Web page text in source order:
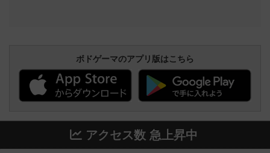
ボドゲーマのアプリ版はこちら
アクセス数 急上昇中